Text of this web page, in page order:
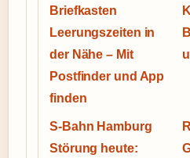
Briefkasten
Leerungszeiten in
der Nähe – Mit
Postfinder und App
finden
S-Bahn Hamburg
Störung heute: